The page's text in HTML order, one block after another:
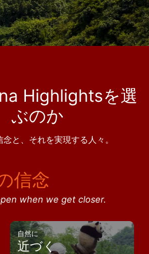
Highlightsを選
ぶのか
と、それを実現する人々。
信念
when we get closer.
自然に
近づく